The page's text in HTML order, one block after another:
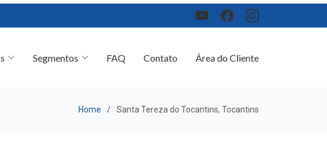
Segmentos FAQ Contato Área do Cliente
Home Santa Tereza do Tocantins, Tocantins